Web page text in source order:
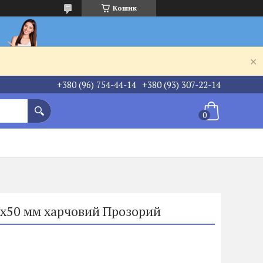
Кошик
+380 (96) 754-44-14 +380 (93) 307-22-14
мм харчовий Прозорий